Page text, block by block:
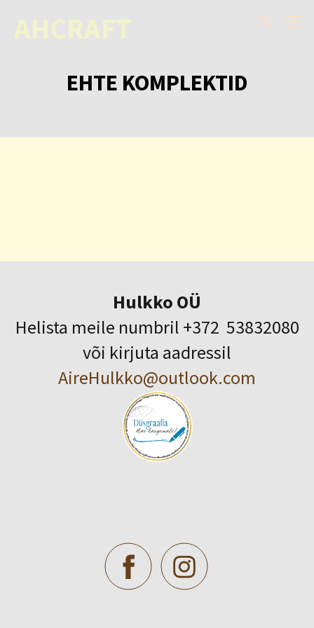
AHCRAFT
EHTE KOMPLEKTID
Hulkko OÜ
Helista meile numbril +372 53832080
või kirjuta aadressil
AireHulkko@outlook.com